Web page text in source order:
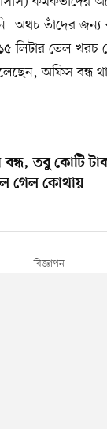
অথচ তাঁদের জন্য
লিটার তেল খরচ
অফিস বন্ধ
তবু কোটি
গেল কোথায়